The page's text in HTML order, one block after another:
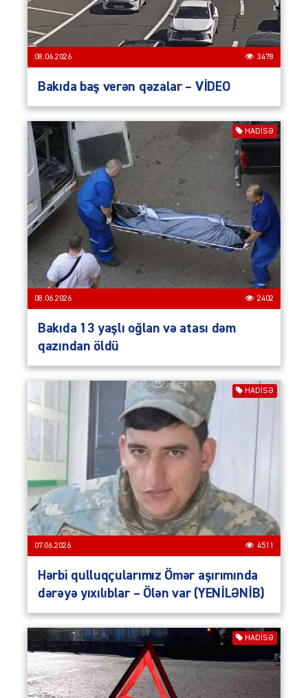
08.06.2026 3478
Bakıda baş verən qəzalar – VİDEO
HADISƏ
08.06.2026 2402
Bakıda 13 yaşlı oğlan və atası dəm
qazından öldü
HADISƏ
07.06.2026 4511
Hərbi qulluqçularımız Ömər aşırımında
dərəyə yıxılıblar – Ölən var (YENİLƏNİB)
HADISƏ